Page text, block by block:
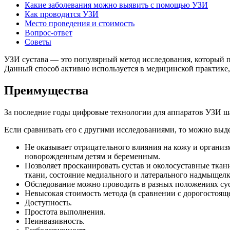
Какие заболевания можно выявить с помощью УЗИ
Как проводится УЗИ
Место проведения и стоимость
Вопрос-ответ
Советы
УЗИ сустава — это популярный метод исследования, который
Данный способ активно используется в медицинской
Преимущества
За последние годы цифровые технологии для аппаратов УЗИ
Если сравнивать его с другими исследованиями, то можно
Не оказывает отрицательного влияния на кожу и
новорожденным детям и беременным.
Позволяет просканировать сустав и околосуставные
ткани, состояние медиального и латерального
Обследование можно проводить в разных положениях
Невысокая стоимость метода (в сравнении с
Доступность.
Простота выполнения.
Неинвазивность.